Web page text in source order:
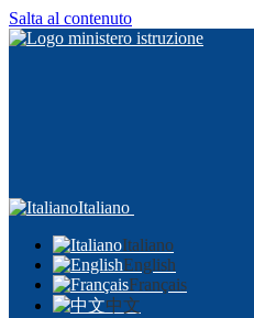
Salta al contenuto
Italiano
Italiano
English
Français
中文